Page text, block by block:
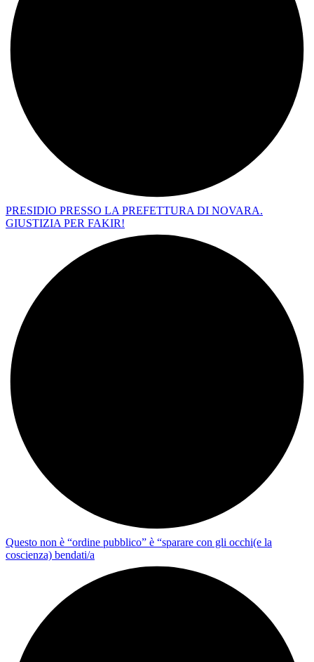
PRESIDIO PRESSO LA PREFETTURA DI NOVARA.
GIUSTIZIA PER FAKIR!
Questo non è “ordine pubblico” è “sparare con gli occhi(e la
coscienza) bendati/a